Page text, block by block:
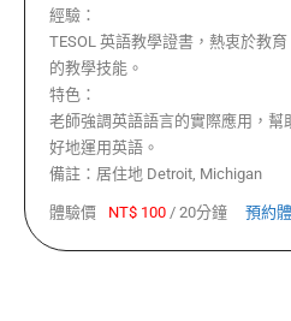
經驗：
TESOL 英語教學證書，熱衷於教
的教學技能。
特色：
老師強調英語語言的實際應用，幫
好地運用英語。
備註： 居住地 Detroit, Michigan
體驗價 NT$ 100 / 20分鐘 預約